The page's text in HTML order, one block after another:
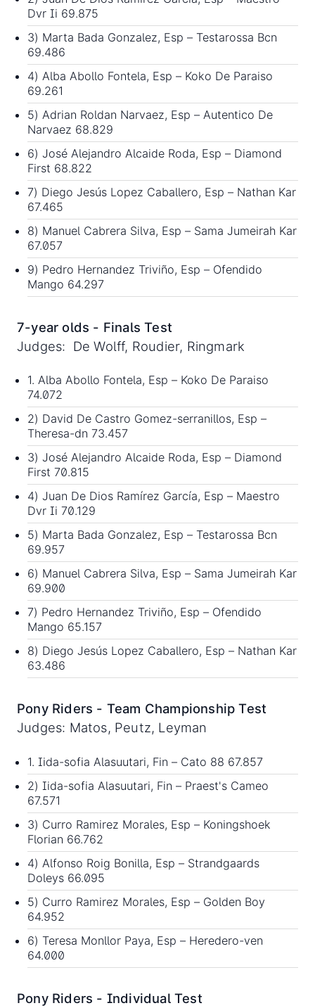
Dvr Ii 69.875
3) Marta Bada Gonzalez, Esp – Testarossa Bcn
69.486
4) Alba Abollo Fontela, Esp – Koko De Paraiso
69.261
5) Adrian Roldan Narvaez, Esp – Autentico De
Narvaez 68.829
6) José Alejandro Alcaide Roda, Esp – Diamond
First 68.822
7) Diego Jesús Lopez Caballero, Esp – Nathan Kar
67.465
8) Manuel Cabrera Silva, Esp – Sama Jumeirah Kar
67.057
9) Pedro Hernandez Triviño, Esp – Ofendido
Mango 64.297
7-year olds - Finals Test
Judges: De Wolff, Roudier, Ringmark
1. Alba Abollo Fontela, Esp – Koko De Paraiso
74.072
2) David De Castro Gomez-serranillos, Esp –
Theresa-dn 73.457
3) José Alejandro Alcaide Roda, Esp – Diamond
First 70.815
4) Juan De Dios Ramírez García, Esp – Maestro
Dvr Ii 70.129
5) Marta Bada Gonzalez, Esp – Testarossa Bcn
69.957
6) Manuel Cabrera Silva, Esp – Sama Jumeirah Kar
69.900
7) Pedro Hernandez Triviño, Esp – Ofendido
Mango 65.157
8) Diego Jesús Lopez Caballero, Esp – Nathan Kar
63.486
Pony Riders - Team Championship Test
Judges: Matos, Peutz, Leyman
1. Iida-sofia Alasuutari, Fin – Cato 88 67.857
2) Iida-sofia Alasuutari, Fin – Praest's Cameo
67.571
3) Curro Ramirez Morales, Esp – Koningshoek
Florian 66.762
4) Alfonso Roig Bonilla, Esp – Strandgaards
Doleys 66.095
5) Curro Ramirez Morales, Esp – Golden Boy
64.952
6) Teresa Monllor Paya, Esp – Heredero-ven
64.000
Pony Riders - Individual Test